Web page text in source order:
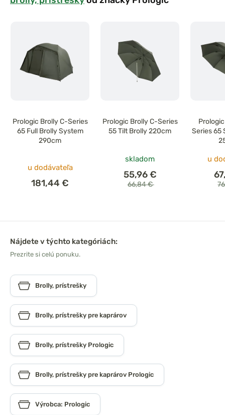
Prologic Brolly C-Series
65 Full Brolly System
290cm
u dodávateľa
181,44 €
Prologic Brolly C-Series
55 Tilt Brolly 220cm
skladom
55,96 €
66,84 €
Series 65
u
Nájdete v týchto kategóriách:
Prezrite si celú ponuku.
Brolly, prístrešky
Brolly, prístrešky pre kaprárov
Brolly, prístrešky Prologic
Brolly, prístrešky pre kaprárov Prologic
Výrobca: Prologic